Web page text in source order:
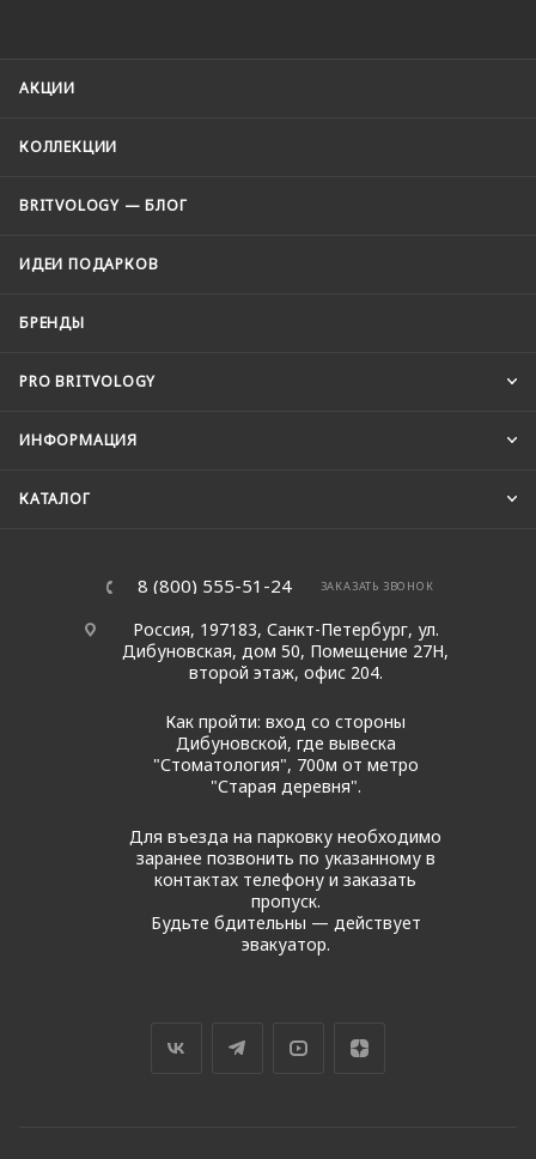
АКЦИИ
КОЛЛЕКЦИИ
BRITVOLOGY — БЛОГ
ИДЕИ ПОДАРКОВ
БРЕНДЫ
PRO BRITVOLOGY
ИНФОРМАЦИЯ
КАТАЛОГ
8 (800) 555-51-24 ЗАКАЗАТЬ ЗВОНОК
Россия, 197183, Санкт-Петербург, ул.
Дибуновская, дом 50, Помещение 27Н,
второй этаж, офис 204.
Как пройти: вход со стороны
Дибуновской, где вывеска
"Стоматология", 700м от метро
"Старая деревня".
Для въезда на парковку необходимо
заранее позвонить по указанному в
контактах телефону и заказать
пропуск.
Будьте бдительны — действует
эвакуатор.